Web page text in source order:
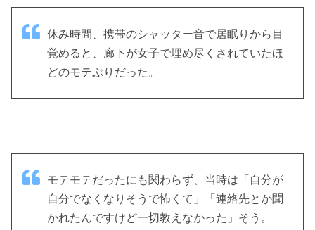
休み時間、携帯のシャッター音で居眠りから目
覚めると、廊下が女子で埋め尽くされていたほ
どのモテぶりだった。
モテモテだったにも関わらず、当時は「自分が
自分でなくなりそうで怖くて」「連絡先とか聞
かれたんですけど一切教えなかった」そう。